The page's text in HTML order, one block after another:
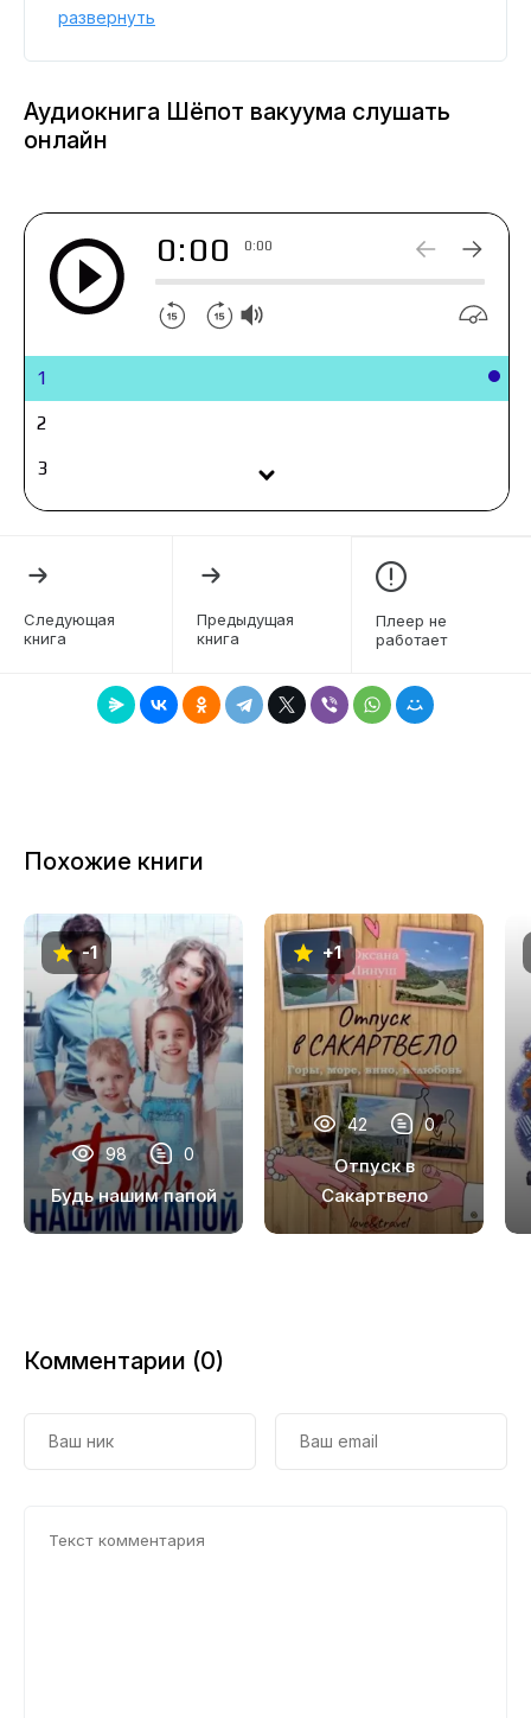
социальной пирамиды: они обитают на нижней
двух волн человеческой экспансии в космос.
цепкий ум и жгучее стремление вырваться из
невидимой ловушки, в которую его загнала
развернуть
Аудиокнига Шёпот вакуума слушать
онлайн
0:00 0:00
1
2
3
4
7
12
13
14
Следующая
книга
Предыдущая
книга
Плеер не
работает
Похожие книги
-1
98 0
Будь нашим папой
+1
42 0
Отпуск в
Сакартвело
Комментарии (0)